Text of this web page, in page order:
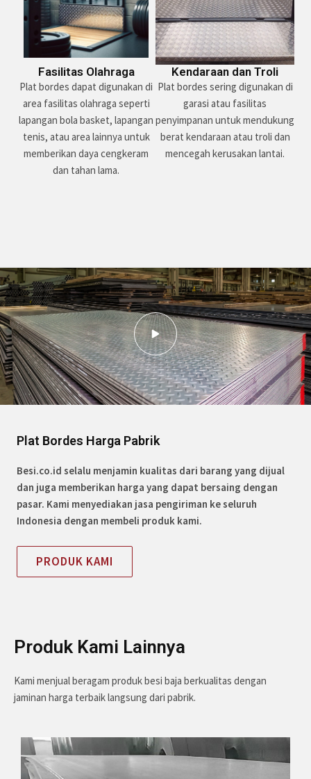
Fasilitas Olahraga
Plat bordes dapat digunakan di
area fasilitas olahraga seperti
lapangan bola basket, lapangan
tenis, atau area lainnya untuk
memberikan daya cengkeram
dan tahan lama.
Kendaraan dan Troli
Plat bordes sering digunakan di
garasi atau fasilitas
penyimpanan untuk mendukung
berat kendaraan atau troli dan
mencegah kerusakan lantai.
Plat Bordes Harga Pabrik
Besi.co.id selalu menjamin kualitas dari barang yang dijual
dan juga memberikan harga yang dapat bersaing dengan
pasar. Kami menyediakan jasa pengiriman ke seluruh
Indonesia dengan membeli produk kami.
PRODUK KAMI
Produk Kami Lainnya​
Kami menjual beragam produk besi baja berkualitas dengan
jaminan harga terbaik langsung dari pabrik.